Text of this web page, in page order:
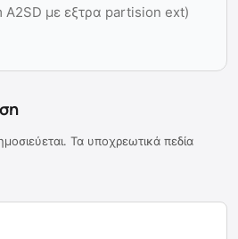
με εξτρα partision ext)
Τα υποχρεωτικά πεδία